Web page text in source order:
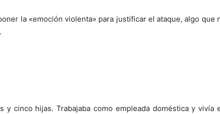
la «emoción violenta» para justificar el ataque, algo que
.
y cinco hijas. Trabajaba como empleada doméstica y vivía